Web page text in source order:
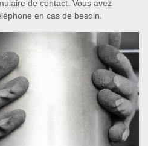
de contact. Vous avez
en cas de besoin.